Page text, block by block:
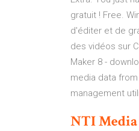
gratuit ! Free.
d'éditer et de
des vidéos sur
Maker 8 -
media data
management
NTIMedia